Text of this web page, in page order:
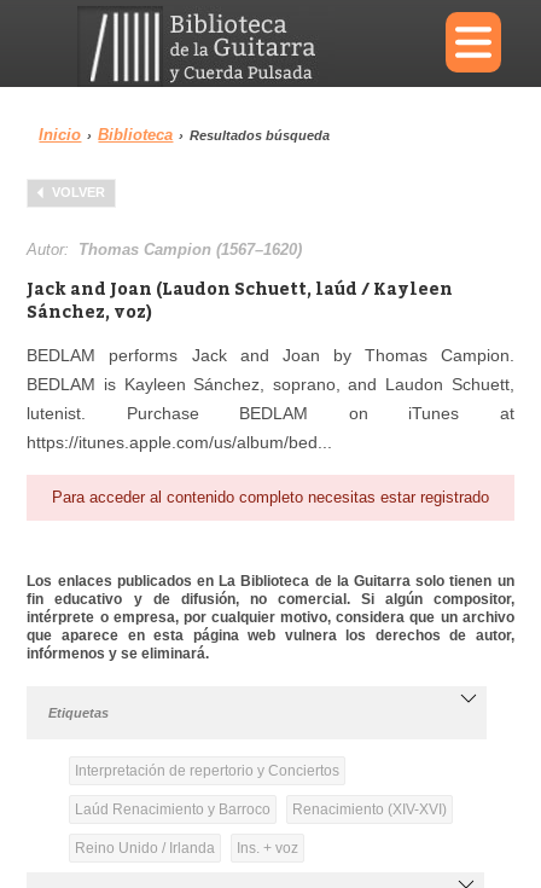
×
Menu
Biblioteca
Área personal Reproductor
Inicio › Biblioteca › Resultados búsqueda
VOLVER
Autor: Thomas Campion (1567–1620)
Jack and Joan (Laudon Schuett, laúd / Kayleen
Sánchez, voz)
BEDLAM performs Jack and Joan by Thomas Campion.
BEDLAM is Kayleen Sánchez, soprano, and Laudon Schuett,
lutenist. Purchase BEDLAM on iTunes at
https://itunes.apple.com/us/album/bed...
Para acceder al contenido completo necesitas estar registrado
Los enlaces publicados en La Biblioteca de la Guitarra solo tienen un
fin educativo y de difusión, no comercial. Si algún compositor,
intérprete o empresa, por cualquier motivo, considera que un archivo
que aparece en esta página web vulnera los derechos de autor,
infórmenos y se eliminará.
Etiquetas
Interpretación de repertorio y Conciertos
Laúd Renacimiento y Barroco Renacimiento (XIV-XVI)
Reino Unido / Irlanda Ins. + voz